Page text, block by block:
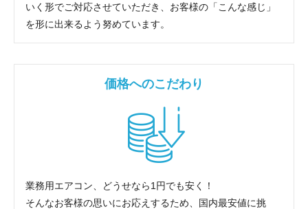
いく形でご対応させていただき、お客様の「こんな感じ」
を形に出来るよう努めています。
価格へのこだわり
業務用エアコン、どうせなら1円でも安く！
そんなお客様の思いにお応えするため、国内最安値に挑